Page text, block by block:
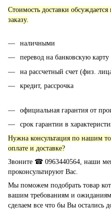
Стоимость доставки
заказу.
наличными
перевод на банковскую
на рассчетный счет (физ.
кредит, рассрочка
официальная гарантия от
срок гарантии в
Нужна консультация по нашим
оплате и доставке?
Звоните ☎ 0963440564, наши
проконсультируют Вас.
Мы поможем подобрать товар
вашим требованиям и
сделаем все что бы Вы остались